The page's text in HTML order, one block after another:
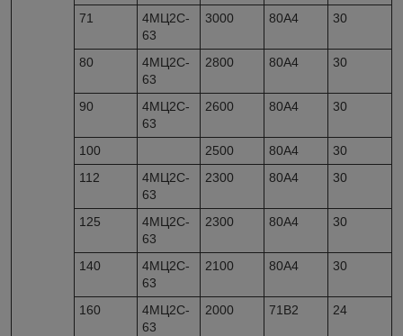
71
4МЦ2С-
63
3000 80А4 30
80
4МЦ2С-
63
2800 80А4 30
90
4МЦ2С-
63
2600 80А4 30
100 2500 80А4
30
112
4МЦ2С-
63
2300 80А4 30
125
4МЦ2С-
63
2300 80А4 30
140
4МЦ2С-
63
2100 80А4 30
160
4МЦ2С-
63
2000 71В2 24